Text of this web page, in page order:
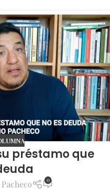
préstamo que
0